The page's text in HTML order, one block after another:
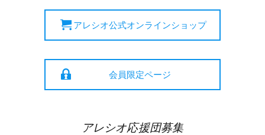
アレシオ公式オンラインショップ
会員限定ページ
アレシオ応援団募集